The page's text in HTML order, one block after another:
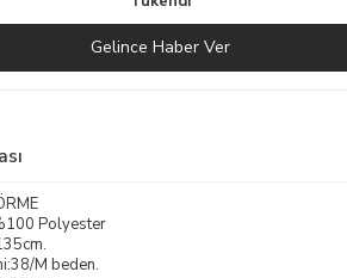
Gelince Haber Ver
Polyester
M beden.